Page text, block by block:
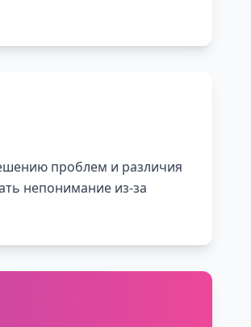
проблем и различия
непонимание из-за